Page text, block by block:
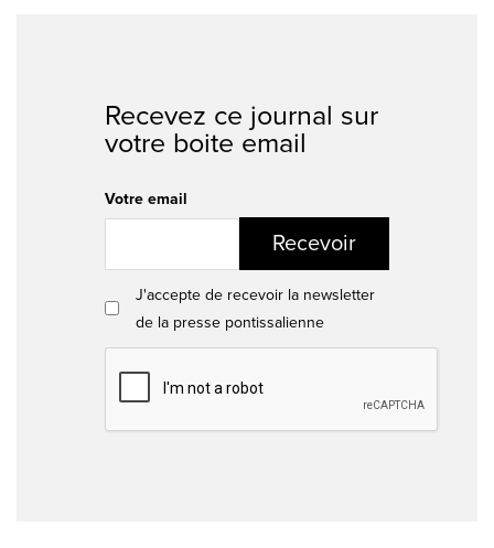
Recevez ce journal sur
votre boite email
Votre email
Recevoir
J'accepte de recevoir la newsletter
de la presse pontissalienne